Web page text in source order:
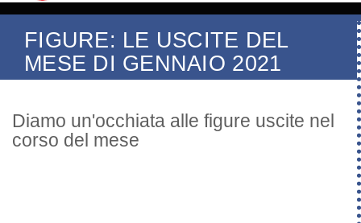
FIGURE: LE USCITE DEL
MESE DI GENNAIO 2021
Diamo un'occhiata alle figure uscite nel
corso del mese